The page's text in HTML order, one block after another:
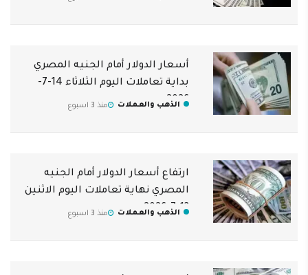
أسعار الدولار أمام الجنيه المصري
بداية تعاملات اليوم الثلاثاء 14-7-
2026
الذهب والعملات منذ 3 اسبوع
ارتفاع أسعار الدولار أمام الجنيه
المصري نهاية تعاملات اليوم الاثنين
13-7-2026 الذهب والعملات منذ 3 اسبوع